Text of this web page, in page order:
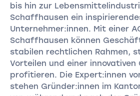
bis hin zur
Schaffhausen ein
Unternehmer:innen. Mit einer
Schaffhausen können
stabilen rechtlichen Rahmen,
Vorteilen und einer
profitieren. Die Expert:innen
stehen Gründer:innen im